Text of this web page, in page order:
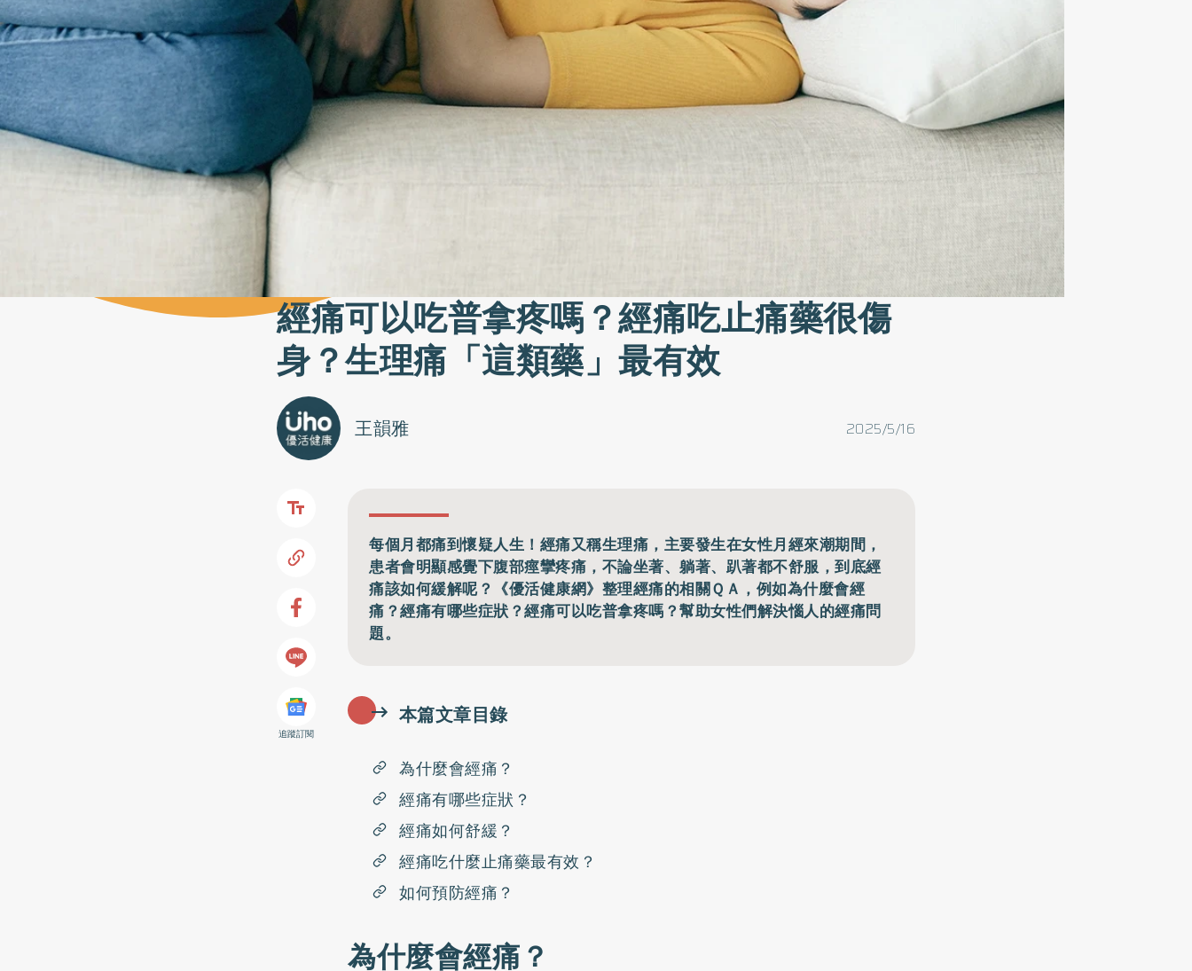
經痛可以吃普拿疼嗎？經痛吃止痛藥很傷
身？生理痛「這類藥」最有效
2025/5/16
王韻雅
追蹤訂閱
每個月都痛到懷疑人生！經痛又稱生理痛，主要發生在女性月經來潮期間，
患者會明顯感覺下腹部痙攣疼痛，不論坐著、躺著、趴著都不舒服，到底經
痛該如何緩解呢？《優活健康網》整理經痛的相關ＱＡ，例如為什麼會經
痛？經痛有哪些症狀？經痛可以吃普拿疼嗎？幫助女性們解決惱人的經痛問
題。
本篇文章目錄
為什麼會經痛？
經痛有哪些症狀？
經痛如何舒緩？
經痛吃什麼止痛藥最有效？
如何預防經痛？
為什麼會經痛？